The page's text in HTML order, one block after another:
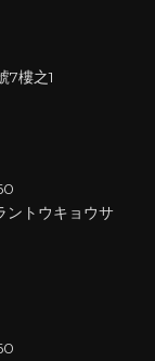
7樓之1
ントウキョウサ